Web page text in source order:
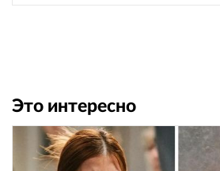
Это интересно